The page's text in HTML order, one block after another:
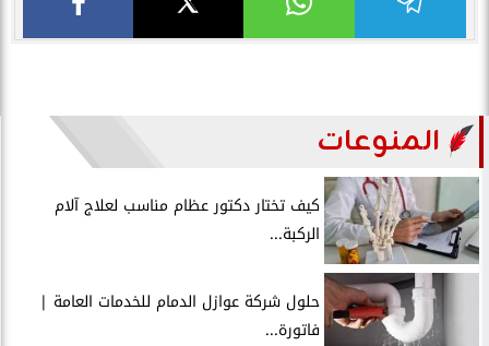
المنوعات
كيف تختار دكتور عظام مناسب لعلاج آلام
الركبة...
حلول شركة عوازل الدمام للخدمات العامة |
فاتورة...